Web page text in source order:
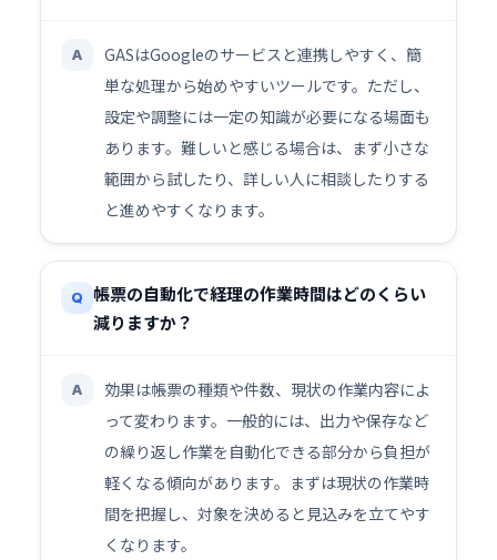
A
GASはGoogleのサービスと連携しやすく、簡
単な処理から始めやすいツールです。ただし、
設定や調整には一定の知識が必要になる場面も
あります。難しいと感じる場合は、まず小さな
範囲から試したり、詳しい人に相談したりする
と進めやすくなります。
Q
帳票の自動化で経理の作業時間はどのくらい
減りますか？
A
効果は帳票の種類や件数、現状の作業内容によ
って変わります。一般的には、出力や保存など
の繰り返し作業を自動化できる部分から負担が
軽くなる傾向があります。まずは現状の作業時
間を把握し、対象を決めると見込みを立てやす
くなります。